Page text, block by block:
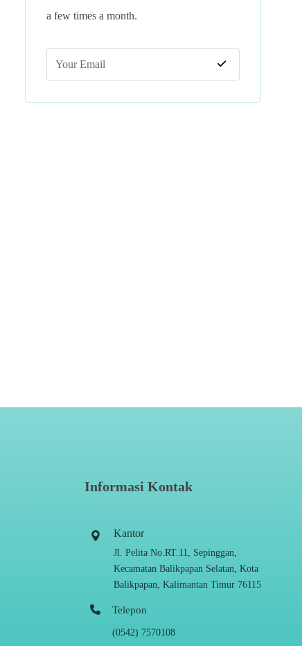
a few times a month.
Informasi Kontak
Kantor
Jl. Pelita No.RT.11, Sepinggan,
Kecamatan Balikpapan Selatan, Kota
Balikpapan, Kalimantan Timur 76115
Telepon
(0542) 7570108